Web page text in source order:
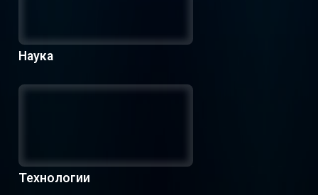
Наука
Технологии